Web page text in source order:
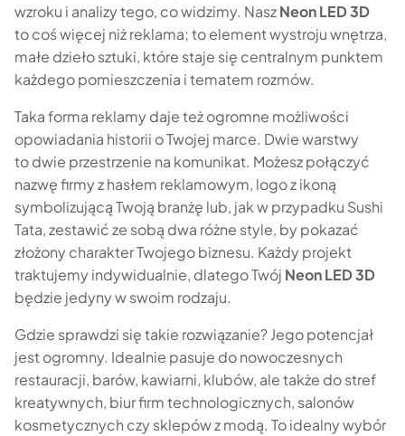
wzroku i analizy tego, co widzimy. NaszNeon LED 3D
to coś więcej niż reklama; to element wystroju wnętrza,
małe dzieło sztuki, które staje się centralnym punktem
każdego pomieszczenia i tematem rozmów.
Taka forma reklamy daje też ogromne możliwości
opowiadania historii o Twojej marce. Dwie warstwy
to dwie przestrzenie na komunikat. Możesz połączyć
nazwę firmy z hasłem reklamowym, logo z ikoną
symbolizującą Twoją branżę lub, jak w przypadku Sushi
Tata, zestawić ze sobą dwa różne style, by pokazać
złożony charakter Twojego biznesu. Każdy projekt
traktujemy indywidualnie, dlatego Twój Neon LED 3D
będzie jedyny w swoim rodzaju.
Gdzie sprawdzi się takie rozwiązanie? Jego potencjał
jest ogromny. Idealnie pasuje do nowoczesnych
restauracji, barów, kawiarni, klubów, ale także do stref
kreatywnych, biur firm technologicznych, salonów
kosmetycznych czy sklepów z modą. To idealny wybór